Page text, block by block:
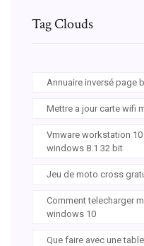
Tag Clouds
Annuaire inversé page
Mettre a jour carte wifi
Vmware workstation
windows 8.1 32 bit
Jeu de moto cross
Comment telecharger
windows 10
Que faire avec une